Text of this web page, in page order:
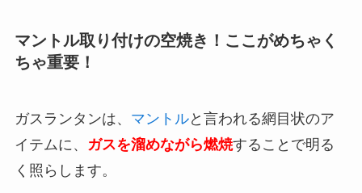
マントル取り付けの空焼き！ここがめちゃく
ちゃ重要！
ガスランタンは、 マントルと言われる網目状のア
イテムに、
ガスを溜めながら燃焼することで明る
く照らします。